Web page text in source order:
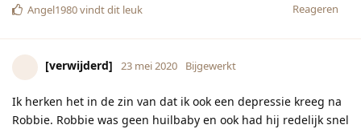
Reageren
Angel1980vindt dit leuk
[verwijderd] 23 mei 2020 Bijgewerkt
Ik herken het in de zin van dat ik ook een depressie kreeg na
Robbie. Robbie was geen huilbaby en ook had hij redelijk snel